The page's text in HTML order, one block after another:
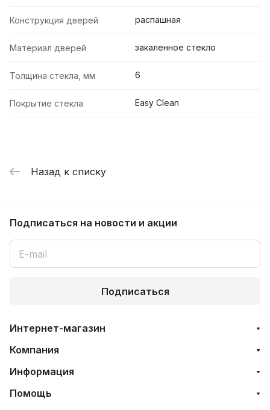
Конструкция дверей распашная
Материал дверей закаленное стекло
Толщина стекла, мм 6
Покрытие стекла Easy Clean
Назад к списку
Подписаться на новости и акции
Подписаться
Интернет-магазин
Компания
Информация
Помощь